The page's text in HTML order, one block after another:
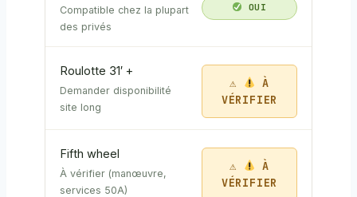
Compatible chez la plupart
des privés
OUI
Roulotte 31′ +
Demander disponibilité
site long
À
VÉRIFIER
Fifth wheel
À vérifier (manœuvre,
services 50A)
À
VÉRIFIER